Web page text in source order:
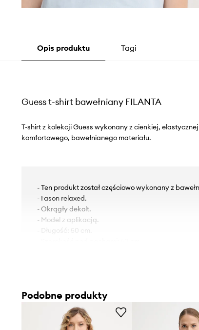
Opis produktu Tagi
Guess t-shirt bawełniany FILANTA
T-shirt z kolekcji Guess wykonany z cienkiej,
komfortowego, bawełnianego materiału.
- Ten produkt został częściowo wykonany z
- Fason relaxed.
- Okrągły dekolt.
- Model z aplikacją.
- Długość: 50 cm.
Podobne produkty